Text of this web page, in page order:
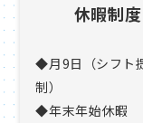
休暇制度
◆月9日（シフト
制）
◆年末年始休暇